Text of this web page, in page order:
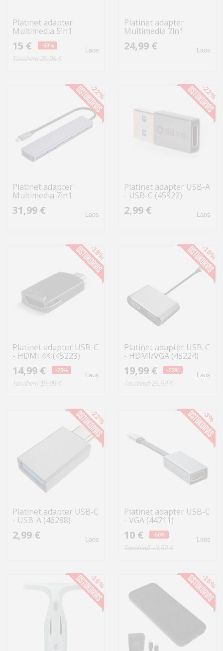
Platinet adapter
Multimedia 5in1
(46237)
15 € -50%
Tavahind 29,99 €
Laos
Platinet adapter
Multimedia 7in1
24,99 € Laos
Platinet adapter
Multimedia 7in1
31,99 € Laos
-22%
Platinet adapter USB-A
- USB-C (45922)
2,99 € Laos
-22%
Platinet adapter USB-C
- HDMI 4K (45223)
14,99 € -25%
Tavahind 19,99 €
Laos
-18%
Platinet adapter USB-C
- HDMI/VGA (45224)
19,99 € -23%
Tavahind 25,99 €
Laos
-10%
Platinet adapter USB-C
- USB-A (46288)
2,99 € Laos
-22%
Platinet adapter USB-C
- VGA (44711)
10 € -50%
Tavahind 19,99 €
Laos
-3%
-16% -16%